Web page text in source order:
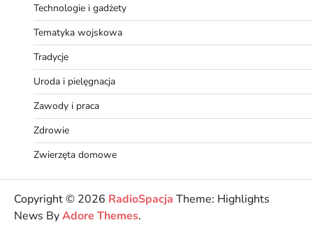
Technologie i gadżety
Tematyka wojskowa
Tradycje
Uroda i pielęgnacja
Zawody i praca
Zdrowie
Zwierzęta domowe
Copyright © 2026 RadioSpacja Theme: Highlights
News ByAdore Themes.